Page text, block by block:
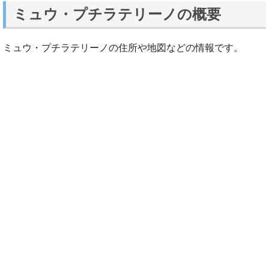
ミュウ・プチラテリーノの概要
ミュウ・プチラテリーノの住所や地図などの情報です。